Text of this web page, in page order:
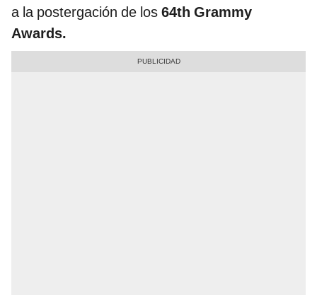
a la postergación de los 64th Grammy
Awards.